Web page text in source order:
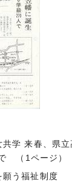
学 来春、県
（1ページ）
願う福祉制度